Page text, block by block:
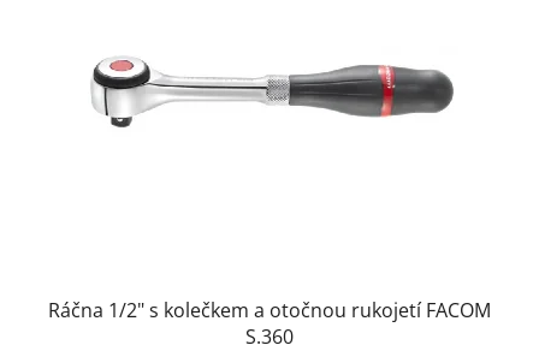
Ráčna 1/2" s kolečkem a otočnou rukojetí FACOM
S.360